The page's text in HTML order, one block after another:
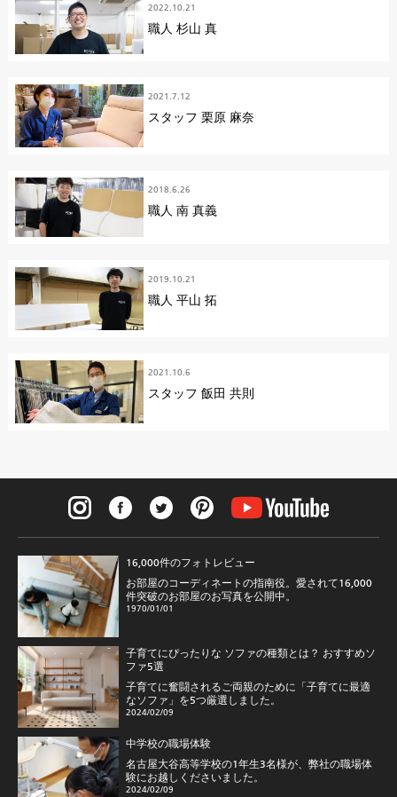
2022.10.21
職人 杉山 真
2021.7.12
スタッフ 栗原 麻奈
2018.6.26
職人 南 真義
2019.10.21
職人 平山 拓
2021.10.6
スタッフ 飯田 共則
16,000件のフォトレビュー
お部屋のコーディネートの指南役。愛されて16,000
件突破のお部屋のお写真を公開中。
1970/01/01
子育てにぴったりな ソファの種類とは？ おすすめソ
ファ5選
子育てに奮闘されるご両親のために「子育てに最適
なソファ」を5つ厳選しました。
2024/02/09
中学校の職場体験
名古屋大谷高等学校の1年生3名様が、弊社の職場体
験にお越しくださいました。
2024/02/09